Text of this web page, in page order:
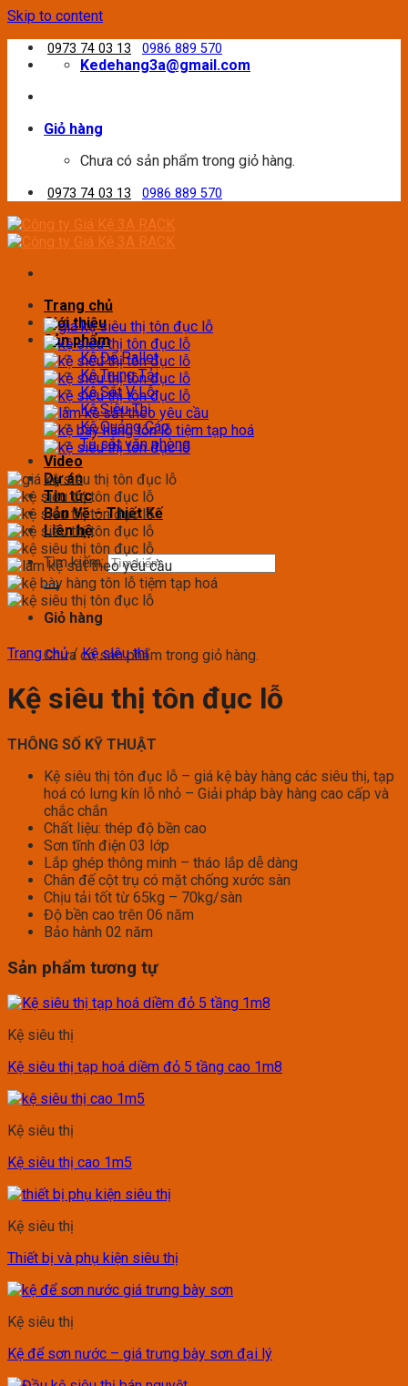
Skip to content
0973 74 03 13 0986 889 570
Kedehang3a@gmail.com
Giỏ hàng
Chưa có sản phẩm trong giỏ hàng.
0973 74 03 13 0986 889 570
Trang chủ
Giới thiệu
Sản phẩm
Kệ Để Pallet
Kệ Trung Tải
Kệ Sắt V Lỗ
Kệ Siêu Thị
Kệ Quảng Cáo
Tủ sắt văn phòng
Video
Dự án
Tin tức
Bản Vẽ – Thiết Kế
Liên hệ
Tìm kiếm:
Giỏ hàng
Chưa có sản phẩm trong giỏ hàng.
Trang chủ / Kệ siêu thị
Kệ siêu thị tôn đục lỗ
THÔNG SỐ KỸ THUẬT
Kệ siêu thị tôn đục lỗ – giá kệ bày hàng các siêu thị, tạp
hoá có lưng kín lỗ nhỏ – Giải pháp bày hàng cao cấp và
chắc chắn
Chất liệu: thép độ bền cao
Sơn tĩnh điện 03 lớp
Lắp ghép thông minh – tháo lắp dễ dàng
Chân đế cột trụ có mặt chống xước sàn
Chịu tải tốt từ 65kg – 70kg/sàn
Độ bền cao trên 06 năm
Bảo hành 02 năm
Sản phẩm tương tự
Kệ siêu thị
Kệ siêu thị tạp hoá diềm đỏ 5 tầng cao 1m8
Kệ siêu thị
Kệ siêu thị cao 1m5
Kệ siêu thị
Thiết bị và phụ kiện siêu thị
Kệ siêu thị
Kệ để sơn nước – giá trưng bày sơn đại lý